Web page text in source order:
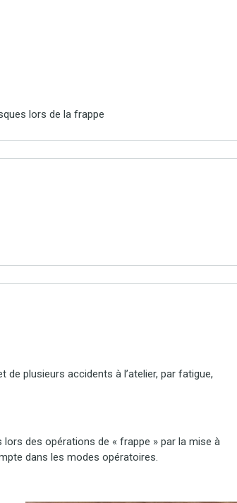
lors de la frappe
plusieurs accidents à l’atelier, par fatigue,
des opérations de « frappe » par la mise à
dans les modes opératoires.